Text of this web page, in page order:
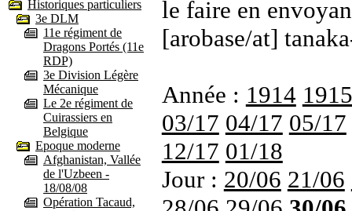
Historiques particuliers
3e DLM
11e régiment de
Dragons Portés (11e
RDP)
3e Division Légère
Mécanique
Le 2e régiment de
Cuirassiers en
Belgique
Epoque moderne
Afghanistan, Vallée
de l'Uzbeen -
18/08/08
Opération Tacaud,
le faire en
[arobase/at]
Année : 1914 1915
03/17 04/17 05/17
12/17 01/18
Jour : 20/06 21/06